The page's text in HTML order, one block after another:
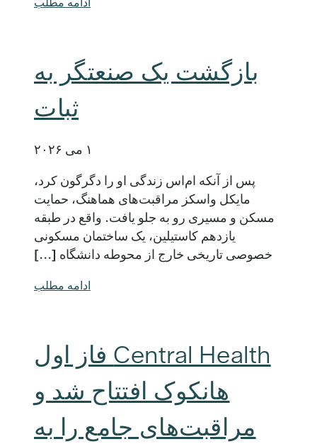
بازگشت یک صنعتگر به
ثبات
۱ می ۲۰۲۶
پس از آنکه ام‌اس زندگی او را دگرگون کرد،
مایکل واسکز مراقبت‌های هماهنگ، حمایت
مسکن و مسیری رو به جلو یافت. واقع در طبقه
یازدهم کاستیلین، یک ساختمان مسکونی
خصوصی تاریخی خارج از محوطه دانشگاه [...]
ادامه مطلب
Central Health فاز اول
هانکوک افتتاح شد و
مراقبت‌های جامع را به